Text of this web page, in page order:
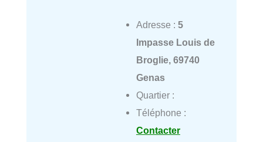
Adresse : 5
Impasse Louis de
Broglie, 69740
Genas
Quartier :
Téléphone :
Contacter